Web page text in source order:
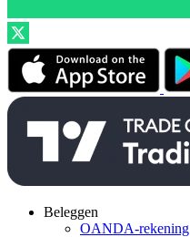
Beleggen
OANDA-rekening